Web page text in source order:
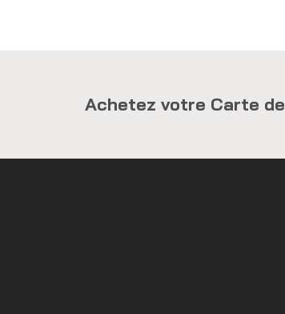
Achetez votre Carte